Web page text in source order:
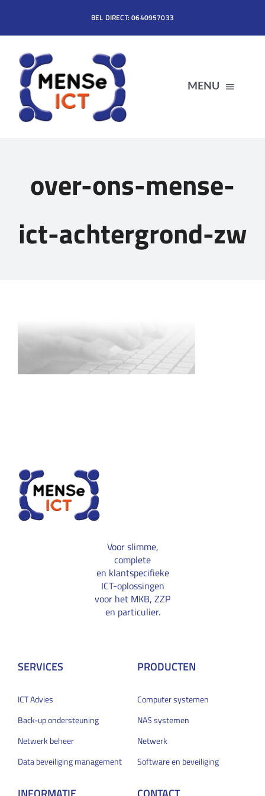
BEL DIRECT: 0640957033
MENU
over-ons-mense-
ict-achtergrond-zw
Voor slimme,
complete
en klantspecifieke
ICT-oplossingen
voor het MKB, ZZP
en particulier.
SERVICES
ICT Advies
Back-up ondersteuning
Netwerk beheer
Data beveiliging management
PRODUCTEN
Computer systemen
NAS systemen
Netwerk
Software en beveiliging